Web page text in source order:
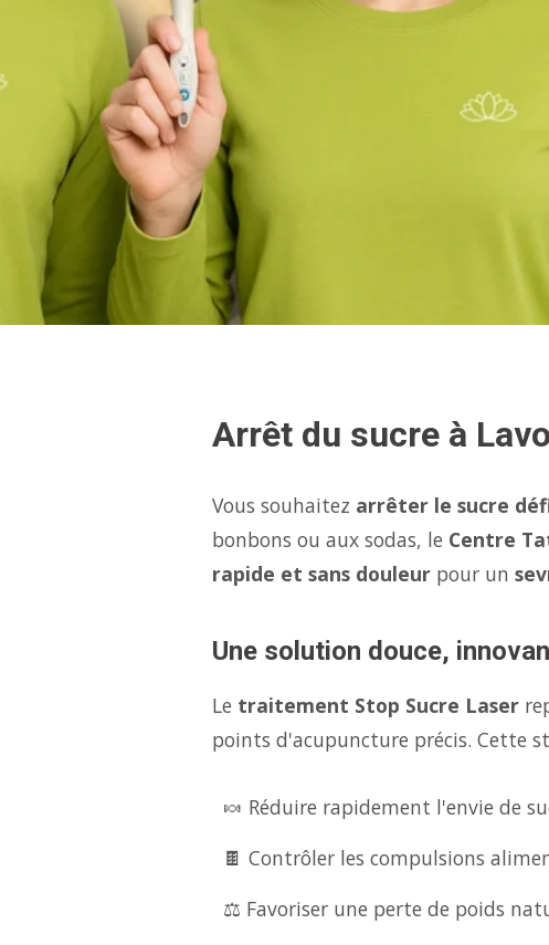
Arrêt du sucre à
Vous souhaitez arrêter le sucre
bonbons ou aux sodas, le Centre
rapide et sans douleur pour un
Une solution douce,
Le traitement Stop Sucre Laser
points d'acupuncture précis. Cette
🍬 Réduire rapidement l'envie de
🍫 Contrôler les compulsions
⚖️ Favoriser une perte de poids